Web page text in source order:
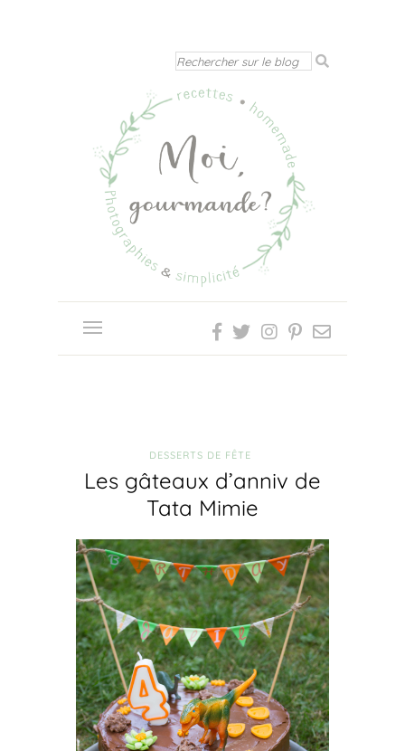
DESSERTS DE FÊTE
Les gâteaux d’anniv de
Tata Mimie